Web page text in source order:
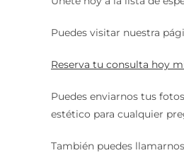
Puedes visitar nuestra
Reserva tu consulta hoy
Puedes enviarnos tus
estético para cualquier
También puedes